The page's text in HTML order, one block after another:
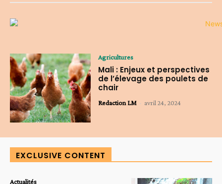
Agricultures
Mali : Enjeux et perspectives
de l’élevage des poulets de
chair
Redaction LM - avril 24, 2024
EXCLUSIVE CONTENT
Actualités